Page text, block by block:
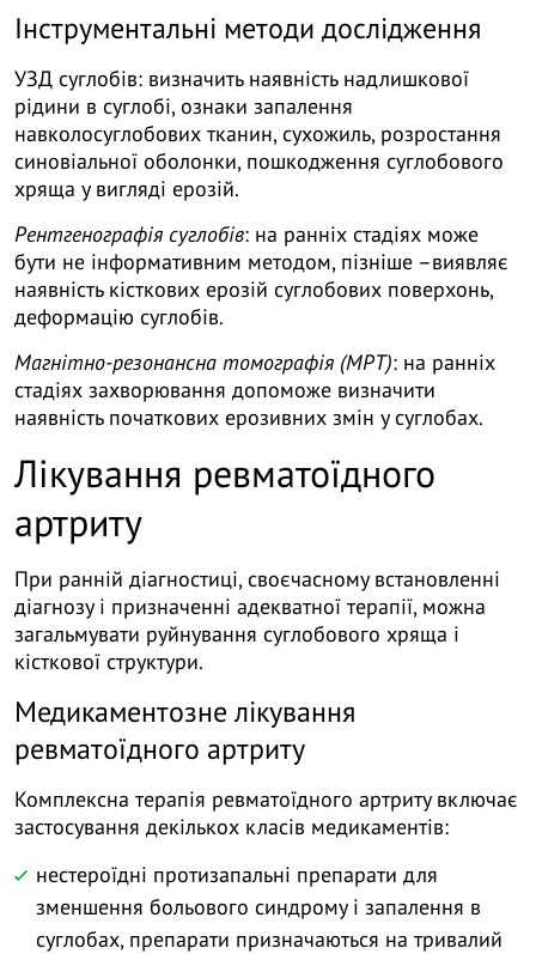
Інструментальні методи дослідження
УЗД суглобів: визначить наявність надлишкової
рідини в суглобі, ознаки запалення
навколосуглобових тканин, сухожиль, розростання
синовіальної оболонки, пошкодження суглобового
хряща у вигляді ерозій.
Рентгенографія суглобів: на ранніх стадіях може
бути не інформативним методом, пізніше –виявляє
наявність кісткових ерозій суглобових поверхонь,
деформацію суглобів.
Магнітно-резонансна томографія (МРТ): на ранніх
стадіях захворювання допоможе визначити
наявність початкових ерозивних змін у суглобах.
Лікування ревматоїдного
артриту
При ранній діагностиці, своєчасному встановленні
діагнозу і призначенні адекватної терапії, можна
загальмувати руйнування суглобового хряща і
кісткової структури.
Медикаментозне лікування
ревматоїдного артриту
Комплексна терапія ревматоїдного артриту включає
застосування декількох класів медикаментів:
нестероїдні протизапальні препарати для
зменшення больового синдрому і запалення в
суглобах, препарати призначаються на тривалий